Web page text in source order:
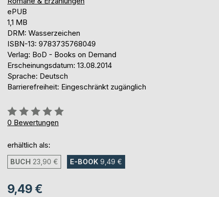
ePUB
1,1 MB
DRM: Wasserzeichen
ISBN-13: 9783735768049
Verlag: BoD - Books on Demand
Erscheinungsdatum: 13.08.2014
Sprache: Deutsch
Barrierefreiheit: Eingeschränkt zugänglich
Bewertung::
0%
0 Bewertungen
erhältlich als:
BUCH 23,90 € E-BOOK 9,49 €
9,49 €